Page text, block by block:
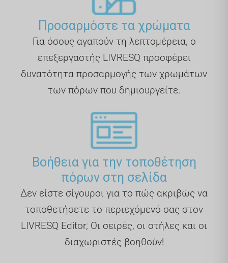
Προσαρμόστε τα χρώματα
Για όσους αγαπούν τη λεπτομέρεια, ο
επεξεργαστής LIVRESQ προσφέρει
δυνατότητα προσαρμογής των χρωμάτων
των πόρων που δημιουργείτε.
Βοήθεια για την τοποθέτηση
πόρων στη σελίδα
Δεν είστε σίγουροι για το πώς ακριβώς να
τοποθετήσετε το περιεχόμενό σας στον
LIVRESQ Editor; Οι σειρές, οι στήλες και οι
διαχωριστές βοηθούν!